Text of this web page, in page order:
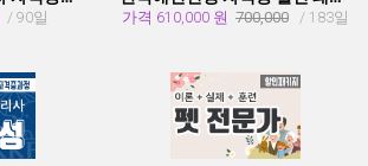
/ 90일 가격 610,000 원 700,000 / 183일